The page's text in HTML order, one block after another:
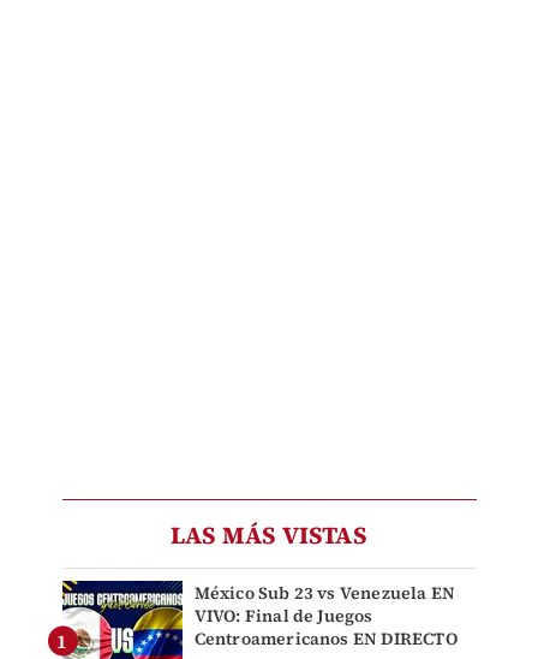
LAS MÁS VISTAS
México Sub 23 vs Venezuela EN
VIVO: Final de Juegos
Centroamericanos EN DIRECTO